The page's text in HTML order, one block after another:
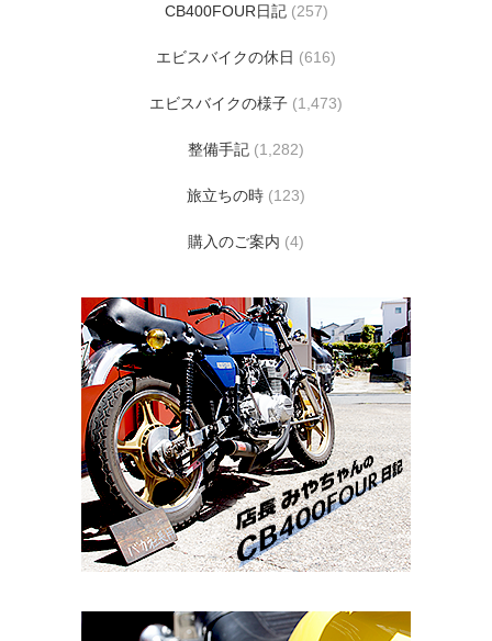
CB400FOUR日記(257)
エビスバイクの休日 (616)
エビスバイクの様子 (1,473)
整備手記 (1,282)
旅立ちの時 (123)
購入のご案内 (4)